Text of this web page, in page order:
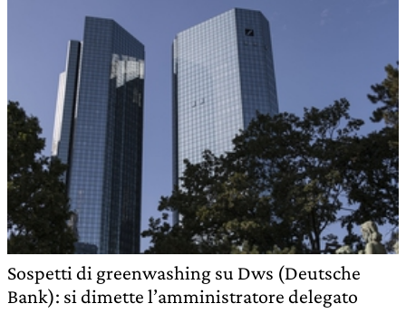
Sospetti di greenwashing su Dws (Deutsche
Bank): si dimette l’amministratore delegato